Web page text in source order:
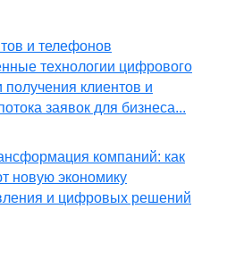
и телефонов
технологии цифрового
получения клиентов и
заявок для бизнеса...
компаний: как
новую экономику
и цифровых решений